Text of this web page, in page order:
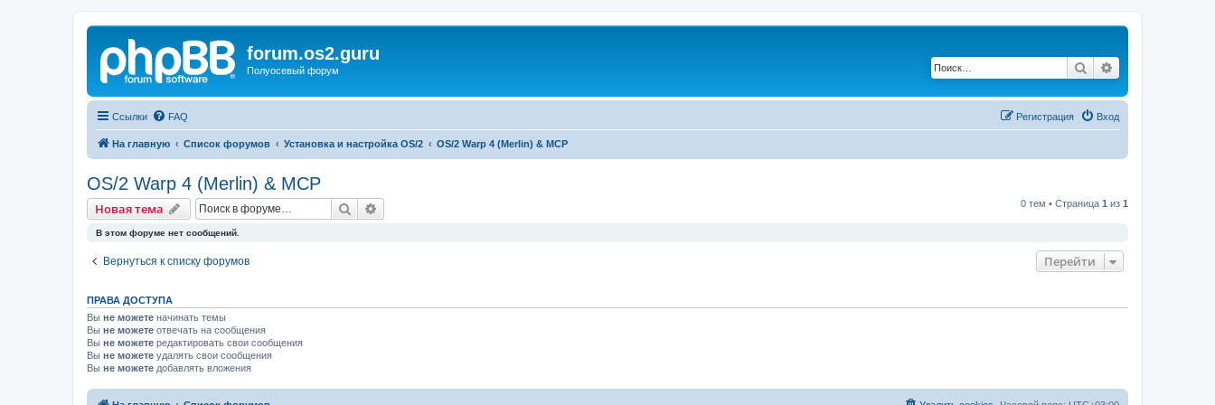
forum.os2.guru
Полуосевый форум Поиск
Ссылки FAQ Вход
Регистрация
На главную Список форумов Установка и настройка OS/2 OS/2 Warp 4 (Merlin) & MCP
OS/2 Warp 4 (Merlin) & MCP
Новая тема Поиск 0 тем • Страница 1 из 1
В этом форуме нет сообщений.
Вернуться к списку форумов Перейти
ПРАВА ДОСТУПА
Вы не можете начинать темы
Вы не можете отвечать на сообщения
Вы не можете редактировать свои сообщения
Вы не можете удалять свои сообщения
Вы не можете добавлять вложения